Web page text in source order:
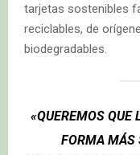
tarjetas sostenibles
reciclables, de
biodegradables.
«QUEREMOS QUE
FORMA MÁS